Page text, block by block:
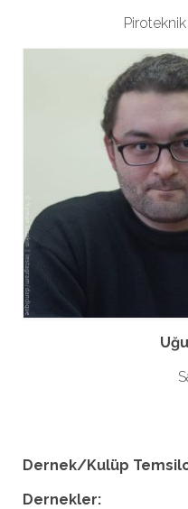
Piroteknik
Dernek/Kulüp
Dernekler: